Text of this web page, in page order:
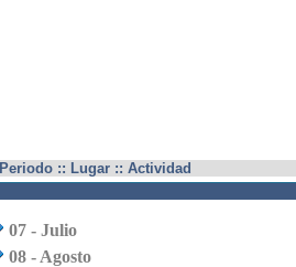
Periodo :: Lugar :: Actividad
07 - Julio
08 - Agosto